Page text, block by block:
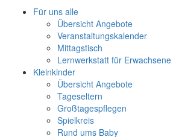
Für uns alle
Übersicht Angebote
Veranstaltungskalender
Mittagstisch
Lernwerkstatt für Erwachsene
Kleinkinder
Übersicht Angebote
Tageseltern
Großtagespflegen
Spielkreis
Rund ums Baby